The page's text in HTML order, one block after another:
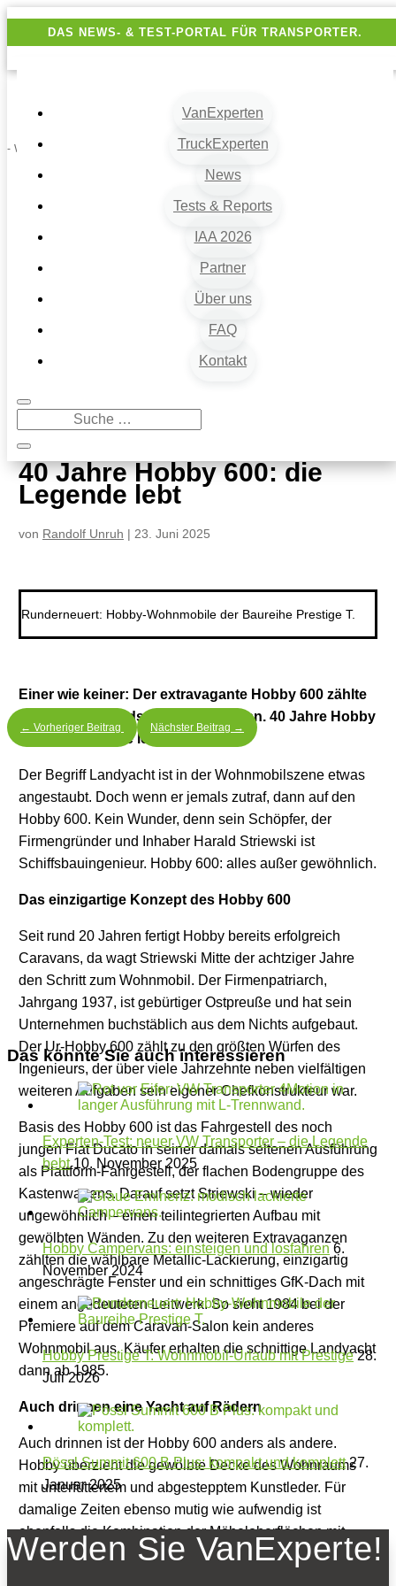
DAS NEWS- & TEST-PORTAL FÜR TRANSPORTER.
VanExperten
TruckExperten
News
Tests & Reports
IAA 2026
Partner
Über uns
FAQ
Kontakt
- Werbung -
9
40 Jahre Hobby 600: die Legende lebt
40 Jahre Hobby 600: die
Legende lebt
von Randolf Unruh | 23. Juni 2025
Runderneuert: Hobby-Wohnmobile der Baureihe Prestige T.
Einer wie keiner: Der extravagante Hobby 600 zählte
zu den aufregendsten Wohnmobilen. 40 Jahre Hobby
600: die Legende lebt.
Der Begriff Landyacht ist in der Wohnmobilszene etwas
angestaubt. Doch wenn er jemals zutraf, dann auf den
Hobby 600. Kein Wunder, denn sein Schöpfer, der
Firmengründer und Inhaber Harald Striewski ist
Schiffsbauingenieur. Hobby 600: alles außer gewöhnlich.
Das einzigartige Konzept des Hobby 600
Seit rund 20 Jahren fertigt Hobby bereits erfolgreich
Caravans, da wagt Striewski Mitte der achtziger Jahre
den Schritt zum Wohnmobil. Der Firmenpatriarch,
Jahrgang 1937, ist gebürtiger Ostpreuße und hat sein
Unternehmen buchstäblich aus dem Nichts aufgebaut.
Der Ur-Hobby 600 zählt zu den größten Würfen des
Ingenieurs, der über viele Jahrzehnte neben vielfältigen
weiteren Aufgaben sein eigener Chefkonstrukteur war.
Basis des Hobby 600 ist das Fahrgestell des noch
jungen Fiat Ducato in seiner damals seltenen Ausführung
als Plattform-Fahrgestell, der flachen Bodengruppe des
Kastenwagens. Darauf setzt Striewski – wieder
ungewöhnlich – einen teilintegrierten Aufbau mit
gewölbten Wänden. Zu den weiteren Extravaganzen
zählten die wählbare Metallic-Lackierung, einzigartig
angeschrägte Fenster und ein schnittiges GfK-Dach mit
einem angedeuteten Leitwerk. So sieht 1984 bei der
Premiere auf dem Caravan-Salon kein anderes
Wohnmobil aus. Käufer erhalten die schnittige Landyacht
dann ab 1985.
Auch drinnen eine Yacht auf Rädern
Auch drinnen ist der Hobby 600 anders als andere.
Hobby überzieht die gewölbte Decke des Wohnraums
mit unterfüttertem und abgestepptem Kunstleder. Für
damalige Zeiten ebenso mutig wie aufwendig ist
ebenfalls die Kombination der Möbeloberflächen mit
wohnlichem Rüster-Echtholzfurnier und grauem
← Vorheriger Beitrag Nächster Beitrag →
Das könnte Sie auch interessieren
Experten-Test: neuer VW Transporter – die Legende
bebt10. November 2025
Hobby Campervans: einsteigen und losfahren 6.
November 2024
Hobby Prestige T: Wohnmobil-Urlaub mit Prestige28.
Juli 2026
Pössl Summit 600 B Plus: kompakt und komplett27.
Januar 2025
Werden Sie VanExperte!